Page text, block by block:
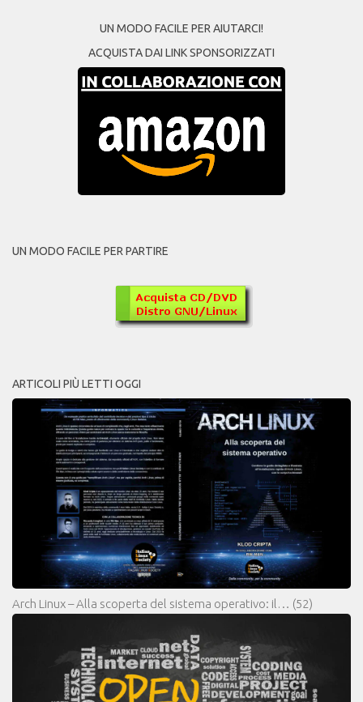
UN MODO FACILE PER AIUTARCI!
ACQUISTA DAI LINK SPONSORIZZATI
UN MODO FACILE PER PARTIRE
ARTICOLI PIÙ LETTI OGGI
Arch Linux – Alla scoperta del sistema operativo: il… (52)